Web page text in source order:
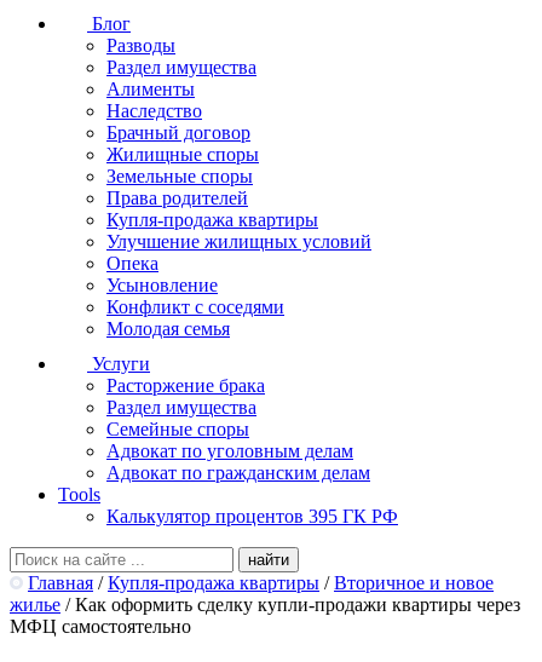
Блог
Разводы
Раздел имущества
Алименты
Наследство
Брачный договор
Жилищные споры
Земельные споры
Права родителей
Купля-продажа квартиры
Улучшение жилищных условий
Опека
Усыновление
Конфликт с соседями
Молодая семья
Услуги
Расторжение брака
Раздел имущества
Семейные споры
Адвокат по уголовным делам
Адвокат по гражданским делам
Tools
Калькулятор процентов 395 ГК РФ
Главная / Купля-продажа квартиры / Вторичное и новое
жилье / Как оформить сделку купли-продажи квартиры через
МФЦ самостоятельно